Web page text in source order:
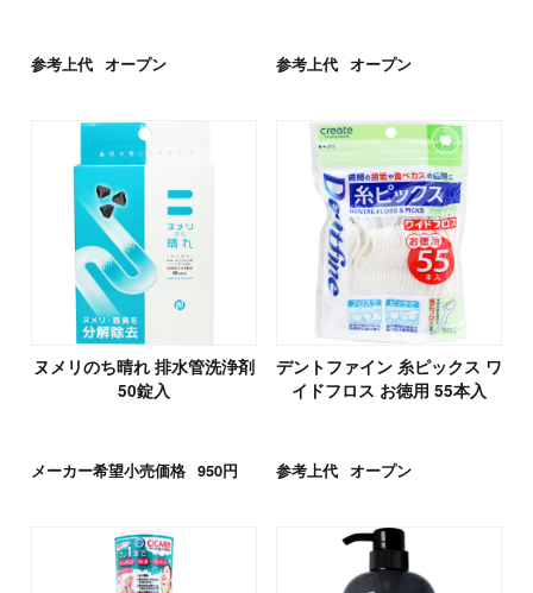
参考上代 オープン 参考上代 オープン
ヌメリのち晴れ 排水管洗浄剤
50錠入
メーカー希望小売価格 950円
デントファイン 糸ピックス ワ
イドフロス お徳用 55本入
参考上代 オープン